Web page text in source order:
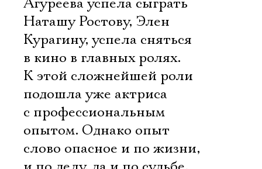
Агуреева успела сыграть
Наташу Ростову, Элен
Курагину, успела сняться
в кино в главных ролях.
К этой сложнейшей роли
подошла уже актриса
с профессиональным
опытом. Однако опыт 
слово опасное и по жизни,